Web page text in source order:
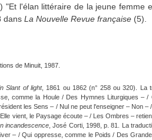
"Et l'élan littéraire de la jeune femme
dans La Nouvelle Revue française (5).
de Minuit, 1987.
Slant of light, 1861 ou 1862 (n° 258 ou 320). La
comme la Houle / Des Hymnes Liturgiques –
les Sens – / Nul ne peut l'enseigner – Non
vient, le Paysage écoute – / Les Ombres –
incandescence , José Corti, 1998, p. 81. La
– / Qui oppresse, comme le Poids / Des